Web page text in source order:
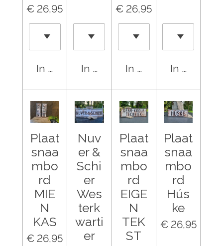
€ 26,95
In winkelwagenIn winkelwagen
€ 26,95
In winkelwagen
In
Plaat
snaa
mbo
rd
MIE
N
KAS
€ 26,95
Nuv
er &
Schi
er
Wes
terk
warti
er
Plaat
snaa
mbo
rd
EIGE
N
TEK
ST
Plaat
snaa
mbo
rd
Hús
ke
€ 26,95